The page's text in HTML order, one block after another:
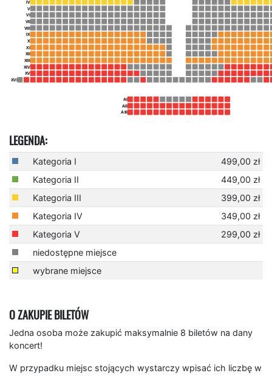
LEGENDA:
Kategoria I
499,00 zł
Kategoria II
449,00 zł
Kategoria III
399,00 zł
Kategoria IV
349,00 zł
Kategoria V
299,00 zł
niedostępne miejsce
wybrane miejsce
O ZAKUPIE BILETÓW
Jedna osoba może zakupić maksymalnie 8 biletów na dany
koncert!
W przypadku miejsc stojących wystarczy wpisać ich liczbę w